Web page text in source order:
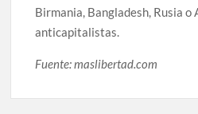
Birmania, Bangladesh, Rusia o
anticapitalistas.
Fuente: maslibertad.com